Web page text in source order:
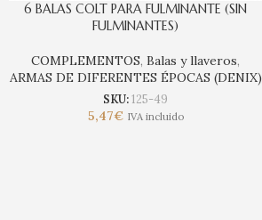
6 BALAS COLT PARA FULMINANTE (SIN
FULMINANTES)
COMPLEMENTOS,Balas y llaveros,
ARMAS DE DIFERENTES ÉPOCAS (DENIX)
SKU:125-49
5,47€ IVA incluido